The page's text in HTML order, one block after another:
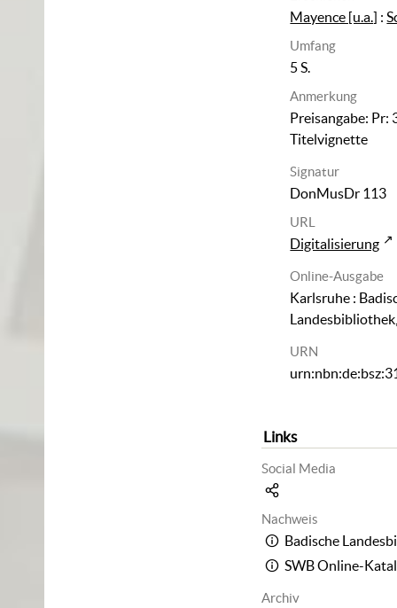
Mayence [u.a.] :
Umfang
5 S.
Anmerkung
Preisangabe: Pr:
Titelvignette
Signatur
DonMusDr 113
URL
Digitalisierung
Online-Ausgabe
Karlsruhe :
URN
Links
Social Media
Nachweis
Badische
SWB Online-
Archiv